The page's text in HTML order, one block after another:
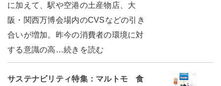
に加えて、駅や空港の土産物店、大
阪・関西万博会場内のCVSなどの引き
合いが増加。昨今の消費者の環境に対
する意識の高…続きを読む
サステナビリティ特集：マルトモ 食